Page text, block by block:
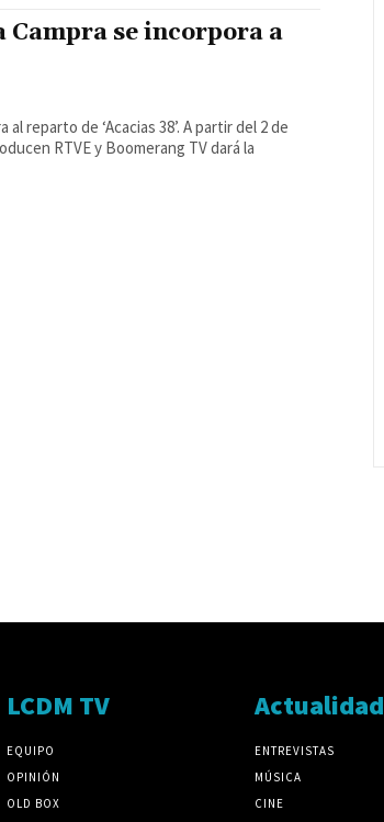
Campra se incorpora a
reparto de ‘Acacias 38’. A partir del 2 de
RTVE y Boomerang TV dará la
LCDM TV
EQUIPO
OPINIÓN
OLD BOX
Actualidad
ENTREVISTAS
MÚSICA
CINE